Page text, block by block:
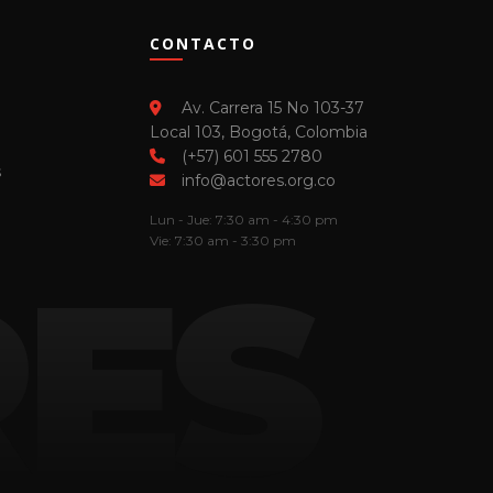
CONTACTO
Av. Carrera 15 No 103-37
Local 103, Bogotá, Colombia
(+57) 601 555 2780
info@actores.org.co
Lun - Jue: 7:30 am - 4:30 pm
Vie: 7:30 am - 3:30 pm